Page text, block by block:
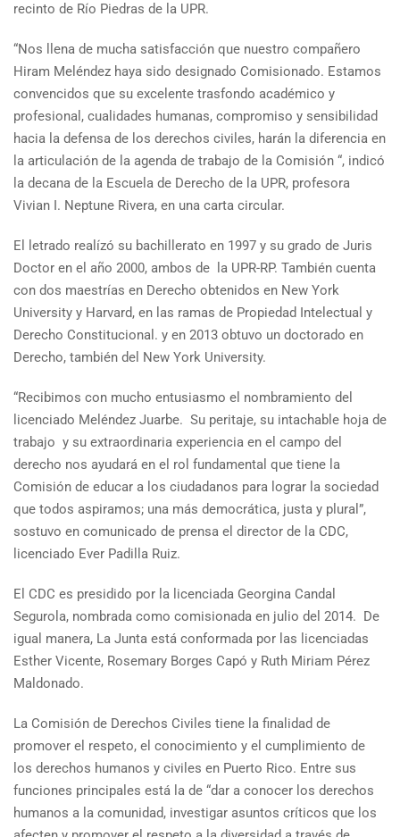
recinto de Río Piedras de la UPR.
“Nos llena de mucha satisfacción que nuestro compañero
Hiram Meléndez haya sido designado Comisionado. Estamos
convencidos que su excelente trasfondo académico y
profesional, cualidades humanas, compromiso y sensibilidad
hacia la defensa de los derechos civiles, harán la diferencia en
la articulación de la agenda de trabajo de la Comisión “, indicó
la decana de la Escuela de Derecho de la UPR, profesora
Vivian I. Neptune Rivera, en una carta circular.
El letrado realízó su bachillerato en 1997 y su grado de Juris
Doctor en el año 2000, ambos de la UPR-RP. También cuenta
con dos maestrías en Derecho obtenidos en New York
University y Harvard, en las ramas de Propiedad Intelectual y
Derecho Constitucional. y en 2013 obtuvo un doctorado en
Derecho, también del New York University.
“Recibimos con mucho entusiasmo el nombramiento del
licenciado Meléndez Juarbe. Su peritaje, su intachable hoja de
trabajo y su extraordinaria experiencia en el campo del
derecho nos ayudará en el rol fundamental que tiene la
Comisión de educar a los ciudadanos para lograr la sociedad
que todos aspiramos; una más democrática, justa y plural”,
sostuvo en comunicado de prensa el director de la CDC,
licenciado Ever Padilla Ruiz.
El CDC es presidido por la licenciada Georgina Candal
Segurola, nombrada como comisionada en julio del 2014. De
igual manera, La Junta está conformada por las licenciadas
Esther Vicente, Rosemary Borges Capó y Ruth Miriam Pérez
Maldonado.
La Comisión de Derechos Civiles tiene la finalidad de
promover el respeto, el conocimiento y el cumplimiento de
los derechos humanos y civiles en Puerto Rico. Entre sus
funciones principales está la de “dar a conocer los derechos
humanos a la comunidad, investigar asuntos críticos que los